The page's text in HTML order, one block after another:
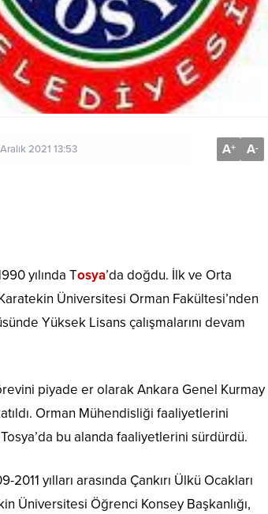
2021 13:53 A+ A-
yılında Tosya’da doğdu. İlk ve Orta
Üniversitesi Orman Fakültesi’nden
Yüksek Lisans çalışmalarını devam
piyade er olarak Ankara Genel Kurmay
Orman Mühendisliği faaliyetlerini
bu alanda faaliyetlerini sürdürdü.
yılları arasında Çankırı Ülkü Ocakları
Üniversitesi Öğrenci Konsey Başkanlığı,